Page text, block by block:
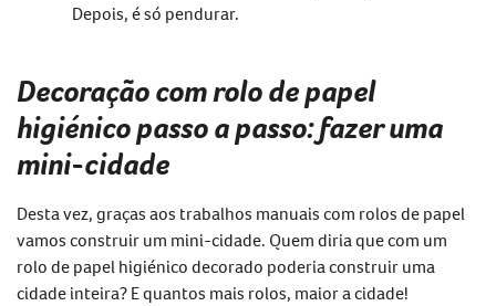
Depois, é só pendurar.
Decoração com rolo de papel
higiénico passo a passo: fazer uma
mini-cidade
Desta vez, graças aos trabalhos manuais com rolos de papel
vamos construir um mini-cidade. Quem diria que com um
rolo de papel higiénico decorado poderia construir uma
cidade inteira? E quantos mais rolos, maior a cidade!